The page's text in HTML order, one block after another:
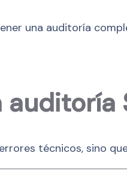
una auditoría
técnicos, sino